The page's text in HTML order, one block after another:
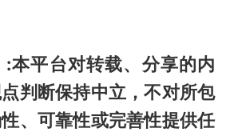
:本平台对转载、分享的内
判断保持中立，不对所包
、可靠性或完善性提供任